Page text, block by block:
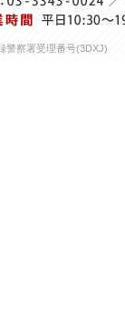
察署受理番号(3DXJ)